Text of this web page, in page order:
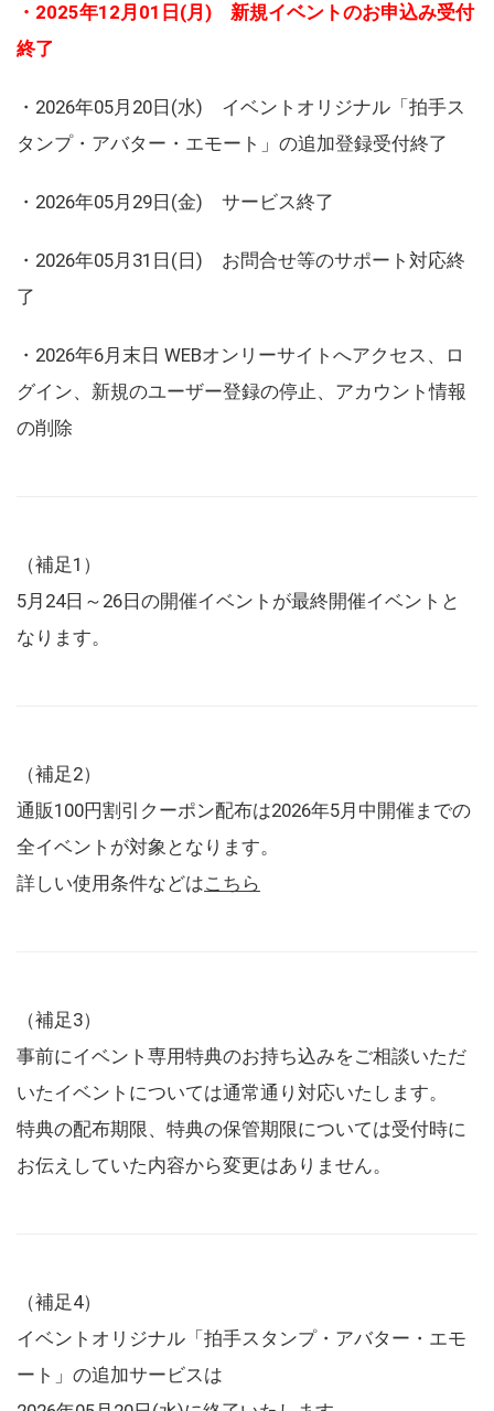
・2025年12月01日(月) 新規イベントのお申込み受付
終了
・2026年05月20日(水) イベントオリジナル「拍手ス
タンプ・アバター・エモート」の追加登録受付終了
・2026年05月29日(金) サービス終了
・2026年05月31日(日) お問合せ等のサポート対応終
了
・2026年6月末日 WEBオンリーサイトへアクセス、ロ
グイン、新規のユーザー登録の停止、アカウント情報
の削除
（補足1）
5月24日～26日の開催イベントが最終開催イベントと
なります。
（補足2）
通販100円割引クーポン配布は2026年5月中開催までの
全イベントが対象となります。
詳しい使用条件などはこちら
（補足3）
事前にイベント専用特典のお持ち込みをご相談いただ
いたイベントについては通常通り対応いたします。
特典の配布期限、特典の保管期限については受付時に
お伝えしていた内容から変更はありません。
（補足4）
イベントオリジナル「拍手スタンプ・アバター・エモ
ート」の追加サービスは